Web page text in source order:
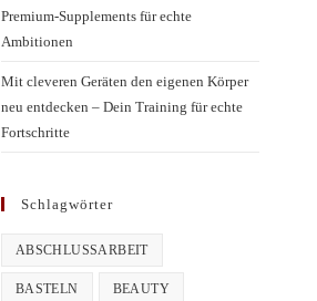
Premium-Supplements für echte
Ambitionen
Mit cleveren Geräten den eigenen Körper
neu entdecken – Dein Training für echte
Fortschritte
Schlagwörter
ABSCHLUSSARBEIT
BASTELN BEAUTY